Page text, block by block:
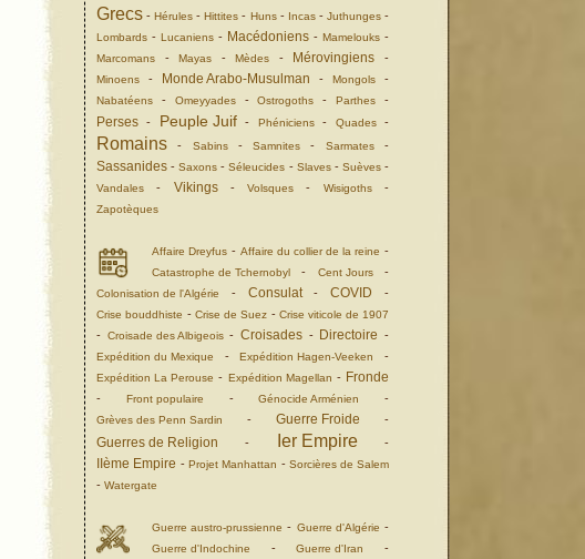
Grecs -Hérules -Hittites - Huns- Incas- Juthunges-
Lombards - Lucaniens - Macédoniens - Mamelouks -
Marcomans -Mayas -Mèdes - Mérovingiens -
Minoens - Monde Arabo-Musulman - Mongols -
Nabatéens - Omeyyades-Ostrogoths -Parthes -
Perses - Peuple Juif- Phéniciens- Quades-
Romains - Sabins-Samnites - Sarmates-
Sassanides -Saxons -Séleucides - Slaves- Suèves-
Vandales - Vikings-Volsques - Wisigoths-
Zapotèques
Affaire Dreyfus - Affaire du collier de la reine -
Catastrophe de Tchernobyl - Cent Jours-
Colonisation de l'Algérie - Consulat-COVID -
Crise bouddhiste - Crise de Suez - Crise viticole de 1907
- Croisade des Albigeois-Croisades - Directoire -
Expédition du Mexique -Expédition Hagen-Veeken -
Expédition La Perouse - Expédition Magellan - Fronde
- Front populaire -Génocide Arménien -
Grèves des Penn Sardin - Guerre Froide -
Guerres de Religion - Ier Empire-
IIème Empire - Projet Manhattan - Sorcières de Salem
- Watergate
Guerre austro-prussienne - Guerre d'Algérie -
Guerre d'Indochine -Guerre d'Iran -